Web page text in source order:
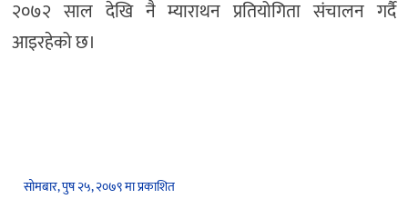
२०७२ साल देखि नै म्याराथन प्रतियोगिता संचालन गर्दै
आइरहेको छ।
सोमबार, पुष २५, २०७९ मा प्रकाशित